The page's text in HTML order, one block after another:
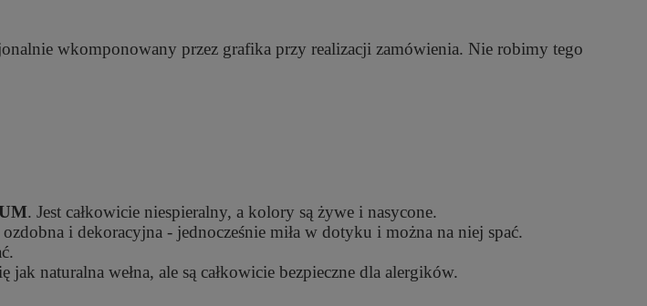
wkomponowany przez grafika przy realizacji zamówienia. Nie robimy tego
. Jest całkowicie niespieralny, a kolory są żywe i nasycone.
i dekoracyjna - jednocześnie miła w dotyku i można na niej spać.
naturalna wełna, ale są całkowicie bezpieczne dla alergików.